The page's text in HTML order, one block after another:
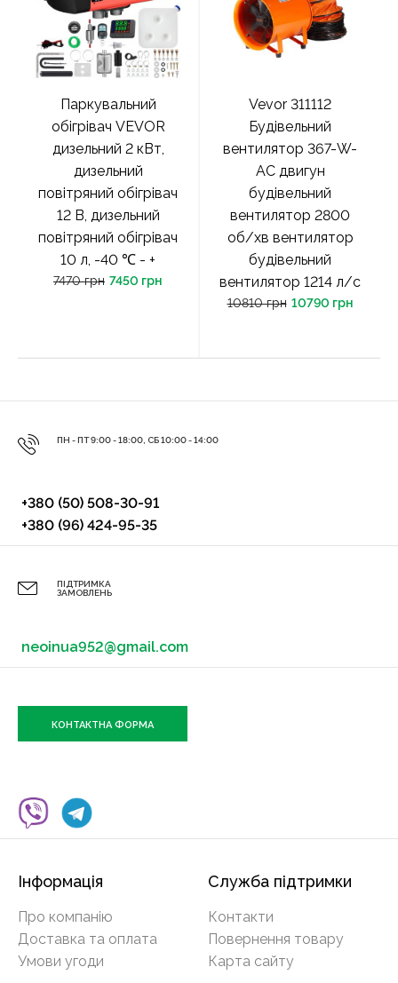
Паркувальний
обігрівач VEVOR
дизельний 2 кВт,
дизельний
повітряний обігрівач
12 В, дизельний
повітряний обігрівач
10 л, -40 ℃ - +
7470 грн 7450 грн
Vevor 311112
Будівельний
вентилятор 367-W-
AC двигун
будівельний
вентилятор 2800
об/хв вентилятор
будівельний
вентилятор 1214 л/с
10810 грн 10790 грн
ПН - ПТ 9:00 - 18:00, СБ 10:00 - 14:00
+380 (50) 508-30-91
+380 (96) 424-95-35
ПІДТРИМКА
ЗАМОВЛЕНЬ
neoinua952@gmail.com
КОНТАКТНА ФОРМА
Інформація
Про компанію
Доставка та оплата
Умови угоди
Служба підтримки
Контакти
Повернення товару
Карта сайту